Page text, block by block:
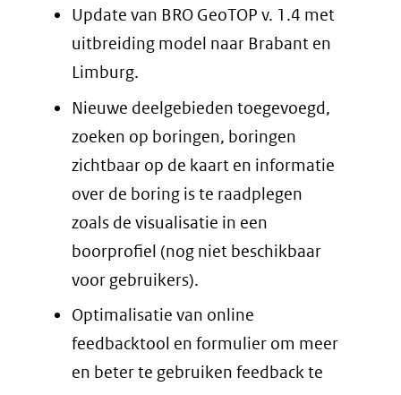
Update van BRO GeoTOP v. 1.4 met
uitbreiding model naar Brabant en
Limburg.
Nieuwe deelgebieden toegevoegd,
zoeken op boringen, boringen
zichtbaar op de kaart en informatie
over de boring is te raadplegen
zoals de visualisatie in een
boorprofiel (nog niet beschikbaar
voor gebruikers).
Optimalisatie van online
feedbacktool en formulier om meer
en beter te gebruiken feedback te